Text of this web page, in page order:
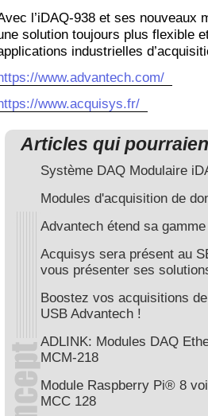
l’iDAQ-938 et ses nouveaux
solution toujours plus flexible
industrielles
www.advantech.com/
www.acquisys.fr/
Articles qui
Système DAQ Modulaire
Modules d'acquisition de
Advantech étend sa
Acquisys sera présent au
vous présenter ses
Boostez vos acquisitions
USB Advantech !
ADLINK: Modules DAQ
MCM-218
Module Raspberry Pi® 8
MCC 128